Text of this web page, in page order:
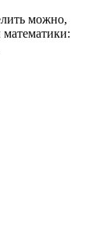
можно,
математики: